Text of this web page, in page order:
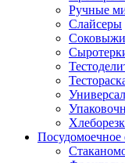
Ручные
Слайсеры
Посудомоечное